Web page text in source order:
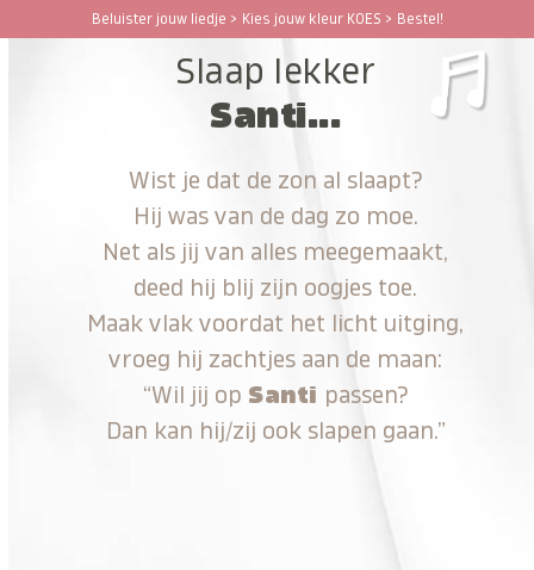
Beluister jouw liedje > Kies jouw kleur KOES > Bestel!
Open
Close
Slaap lekker
Santi...
Wist je dat de zon al slaapt?
Hij was van de dag zo moe.
Net als jij van alles meegemaakt,
deed hij blij zijn oogjes toe.
Maak vlak voordat het licht uitging,
vroeg hij zachtjes aan de maan:
“Wil jij op Santi passen?
Dan kan hij/zij ook slapen gaan.”